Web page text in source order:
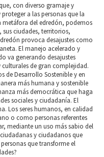
con diverso gramaje y
a las personas que la
metáfora del edredón, podemos
ciudades, territorios,
provoca desajustes como
El manejo acelerado y
va generando desajustes
de gran complejidad.
de Desarrollo Sostenible y en
más humana y sostenible
más democrática que haga
sociales y ciudadanía. El
Los seres humanos, en calidad
o como personas referentes
mediante un uso más sabio del
y ciudadanos que
que transforme el